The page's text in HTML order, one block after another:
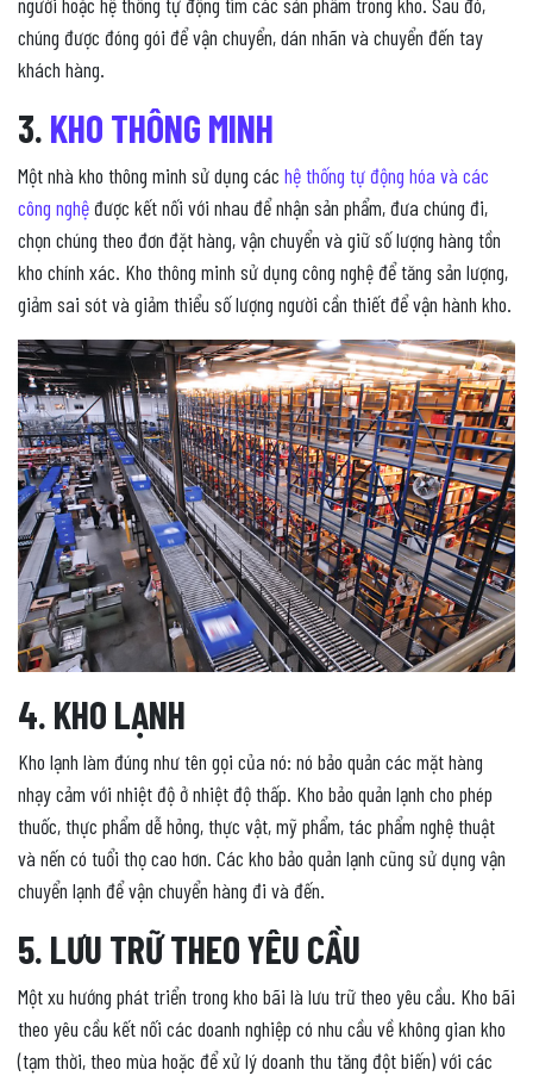
chúng được đóng gói để vận chuyển, dán nhãn và chuyển đến tay
khách hàng.
3. KHO THÔNG MINH
Một nhà kho thông minh sử dụng các hệ thống tự động hóa và các
công nghệ được kết nối với nhau để nhận sản phẩm, đưa chúng đi,
chọn chúng theo đơn đặt hàng, vận chuyển và giữ số lượng hàng tồn
kho chính xác. Kho thông minh sử dụng công nghệ để tăng sản lượng,
giảm sai sót và giảm thiểu số lượng người cần thiết để vận hành kho.
4. KHO LẠNH
Kho lạnh làm đúng như tên gọi của nó: nó bảo quản các mặt hàng
nhạy cảm với nhiệt độ ở nhiệt độ thấp. Kho bảo quản lạnh cho phép
thuốc, thực phẩm dễ hỏng, thực vật, mỹ phẩm, tác phẩm nghệ thuật
và nến có tuổi thọ cao hơn. Các kho bảo quản lạnh cũng sử dụng vận
chuyển lạnh để vận chuyển hàng đi và đến.
5. LƯU TRỮ THEO YÊU CẦU
Một xu hướng phát triển trong kho bãi là lưu trữ theo yêu cầu. Kho bãi
theo yêu cầu kết nối các doanh nghiệp có nhu cầu về không gian kho
(tạm thời, theo mùa hoặc để xử lý doanh thu tăng đột biến) với các